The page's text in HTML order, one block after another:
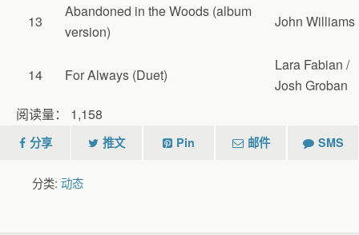
13
Abandoned in the Woods (album
version)
John Williams
14 For Always (Duet)
Lara Fabian /
Josh Groban
阅读量： 1,158
分享 推文 Pin 邮件 SMS
分类: 动态